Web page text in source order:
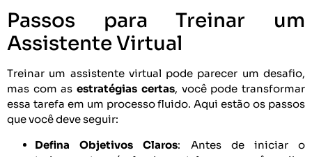
Passos para Treinar um
Assistente Virtual
Treinar um assistente virtual pode parecer um desafio,
mas com asestratégias certas, você pode transformar
essa tarefa em um processo fluido. Aqui estão os passos
que você deve seguir:
Defina Objetivos Claros: Antes de iniciar o